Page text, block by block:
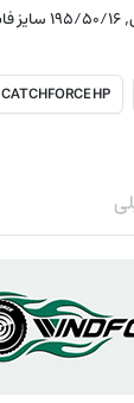
,۱۹۵/۵۰/۱۶ سایز فابریک
CATCHFORCE HP